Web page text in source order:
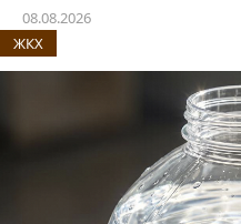
08.08.2026
ЖКХ